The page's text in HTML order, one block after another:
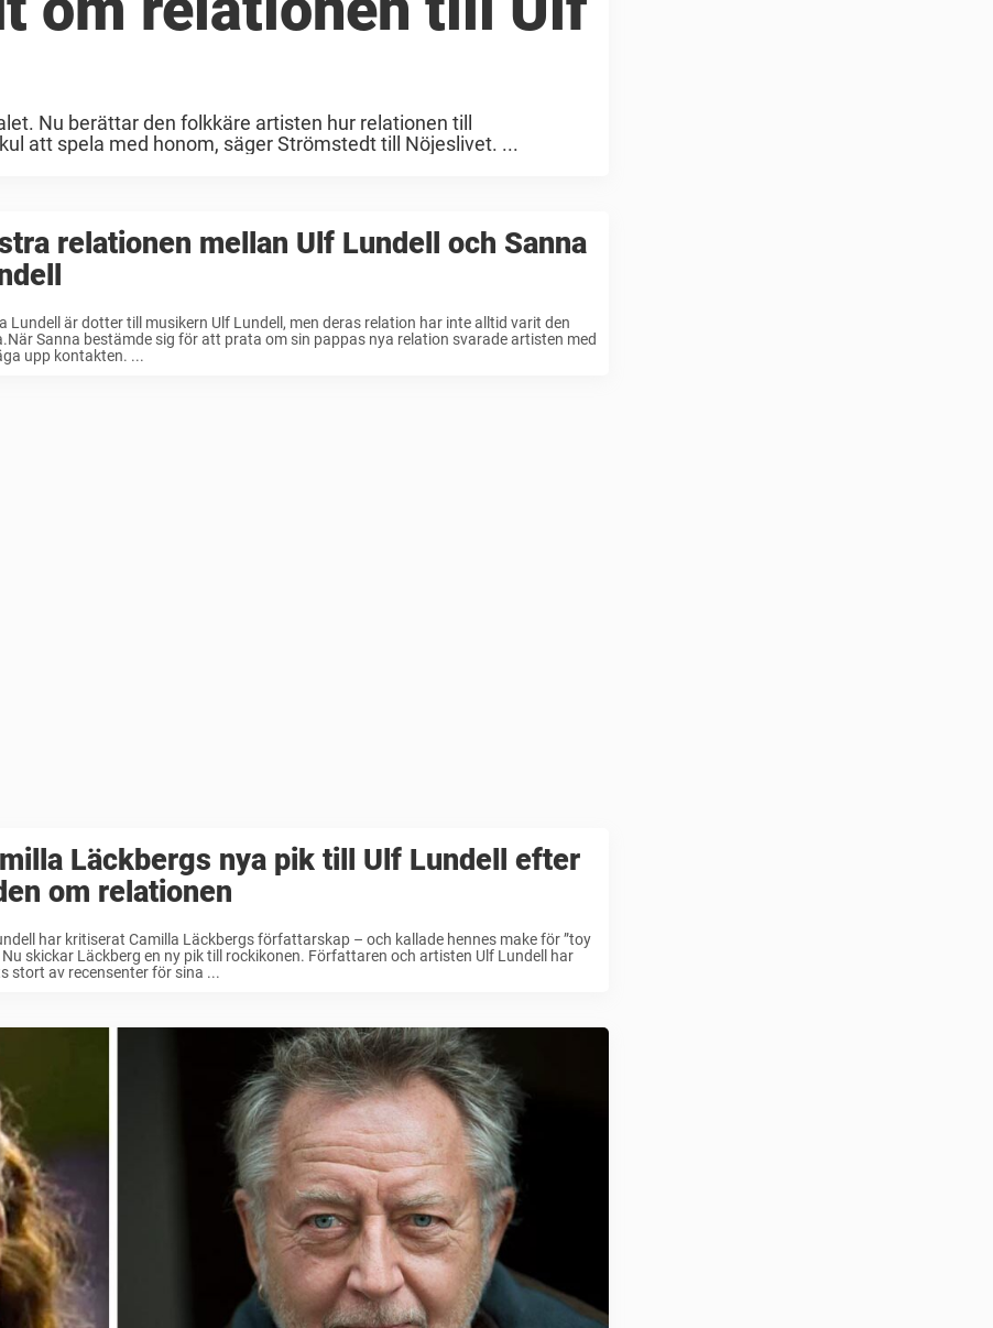
Nu berättar den folkkäre artisten hur relationen till
att spela med honom, säger Strömstedt till Nöjeslivet. ...
relationen mellan Ulf Lundell och Sanna
Lundell är dotter till musikern Ulf Lundell, men deras relation har inte alltid varit den
Sanna bestämde sig för att prata om sin pappas nya relation svarade artisten med
upp kontakten. ...
Läckbergs nya pik till Ulf Lundell efter
om relationen
har kritiserat Camilla Läckbergs författarskap – och kallade hennes make för ”toy
Nu skickar Läckberg en ny pik till rockikonen. Författaren och artisten Ulf Lundell har
stort av recensenter för sina ...